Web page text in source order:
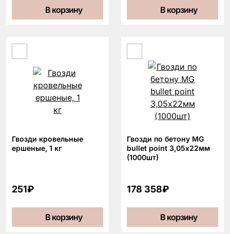
В корзину В корзину
Гвозди кровельные
ершеные, 1 кг
251₽
В корзину
Гвозди по бетону MG
bullet point 3,05х22мм
(1000шт)
178 358₽
В корзину